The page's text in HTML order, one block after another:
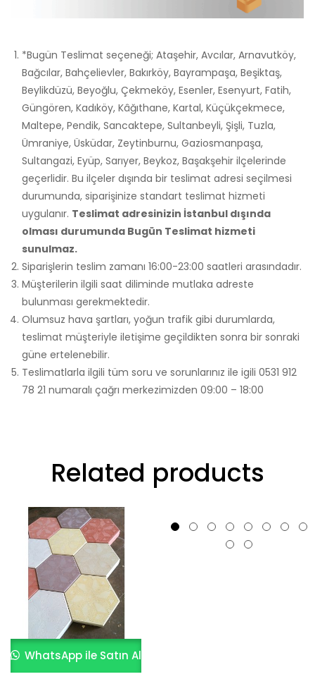
*Bugün Teslimat seçeneği; Ataşehir, Avcılar, Arnavutköy,
Bağcılar, Bahçelievler, Bakırköy, Bayrampaşa, Beşiktaş,
Beylikdüzü, Beyoğlu, Çekmeköy, Esenler, Esenyurt, Fatih,
Güngören, Kadıköy, Kâğıthane, Kartal, Küçükçekmece,
Maltepe, Pendik, Sancaktepe, Sultanbeyli, Şişli, Tuzla,
Ümraniye, Üsküdar, Zeytinburnu, Gaziosmanpaşa,
Sultangazi, Eyüp, Sarıyer, Beykoz, Başakşehir ilçelerinde
geçerlidir. Bu ilçeler dışında bir teslimat adresi seçilmesi
durumunda, siparişinize standart teslimat hizmeti
uygulanır. Teslimat adresinizin İstanbul dışında
olması durumunda Bugün Teslimat hizmeti
sunulmaz.
Siparişlerin teslim zamanı 16:00-23:00 saatleri arasındadır.
Müşterilerin ilgili saat diliminde mutlaka adreste
bulunması gerekmektedir.
Olumsuz hava şartları, yoğun trafik gibi durumlarda,
teslimat müşteriyle iletişime geçildikten sonra bir sonraki
güne ertelenebilir.
Teslimatlarla ilgili tüm soru ve sorunlarınız ile igili 0531 912
78 21 numaralı çağrı merkezimizden 09:00 – 18:00
Related products
WhatsApp ile Satın Al